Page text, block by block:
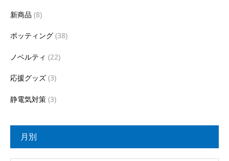
新商品 (8)
ポッティング (38)
ノベルティ (22)
応援グッズ (3)
静電気対策 (3)
月別